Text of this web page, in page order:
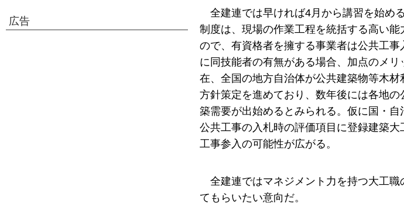
全建連では早ければ4月から講習を始め
制度は、現場の作業工程を統括する高い能
ので、有資格者を擁する事業者は公共工事
に同技能者の有無がある場合、加点のメリ
在、全国の地方自治体が公共建築物等木材
方針策定を進めており、数年後には各地の
築需要が出始めるとみられる。仮に国・自
公共工事の入札時の評価項目に登録建築
工事参入の可能性が広がる。
全建連ではマネジメント力を持つ大工
てもらいたい意向だ。
広告